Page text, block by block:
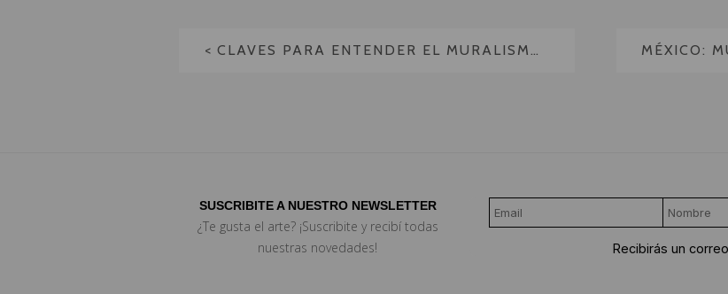
CLAVES PARA ENTENDER EL MURALISMO MEXICANO
SUSCRIBITE A NUESTRO NEWSLETTER
¿Te gusta el arte? ¡Suscribite y recibí todas
nuestras novedades!
Recibirás un